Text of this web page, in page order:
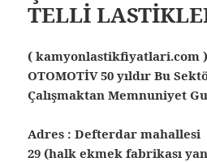
TELLİ
( kamyonlastikfiyatlari.com )
OTOMOTİV 50 yıldır Bu
Çalışmaktan Memnuniyet
Adres : Defterdar mahallesi
29 (halk ekmek fabrikası